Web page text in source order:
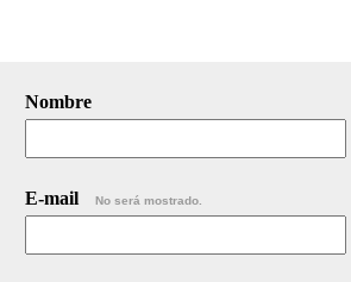
Nombre
E-mail No será mostrado.